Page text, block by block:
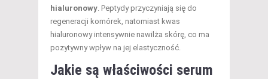
hialuronowy . Peptydy przyczyniają się do
regeneracji komórek, natomiast kwas
hialuronowy intensywnie nawilża skórę, co ma
pozytywny wpływ na jej elastyczność.
Jakie są właściwości serum